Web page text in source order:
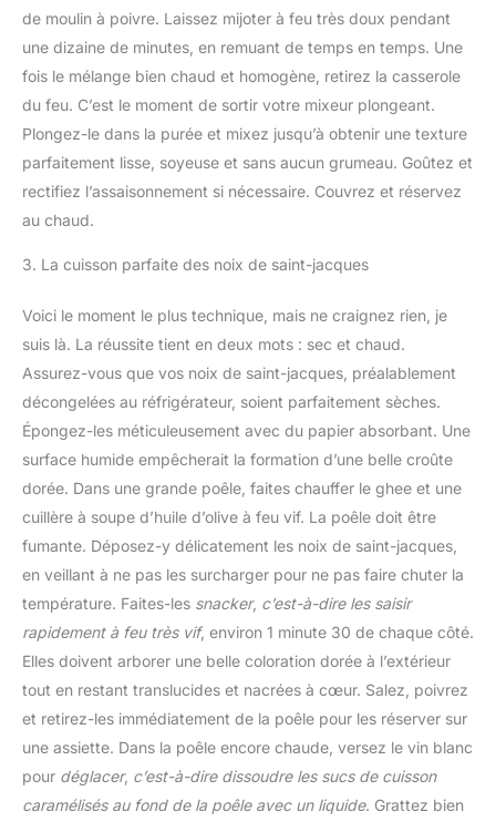
de moulin à poivre. Laissez mijoter à feu très doux pendant
une dizaine de minutes, en remuant de temps en temps. Une
fois le mélange bien chaud et homogène, retirez la casserole
du feu. C’est le moment de sortir votre mixeur plongeant.
Plongez-le dans la purée et mixez jusqu’à obtenir une texture
parfaitement lisse, soyeuse et sans aucun grumeau. Goûtez et
rectifiez l’assaisonnement si nécessaire. Couvrez et réservez
au chaud.
3. La cuisson parfaite des noix de saint-jacques
Voici le moment le plus technique, mais ne craignez rien, je
suis là. La réussite tient en deux mots : sec et chaud.
Assurez-vous que vos noix de saint-jacques, préalablement
décongelées au réfrigérateur, soient parfaitement sèches.
Épongez-les méticuleusement avec du papier absorbant. Une
surface humide empêcherait la formation d’une belle croûte
dorée. Dans une grande poêle, faites chauffer le ghee et une
cuillère à soupe d’huile d’olive à feu vif. La poêle doit être
fumante. Déposez-y délicatement les noix de saint-jacques,
en veillant à ne pas les surcharger pour ne pas faire chuter la
température. Faites-les snacker, c’est-à-dire les saisir
rapidement à feu très vif, environ 1 minute 30 de chaque côté.
Elles doivent arborer une belle coloration dorée à l’extérieur
tout en restant translucides et nacrées à cœur. Salez, poivrez
et retirez-les immédiatement de la poêle pour les réserver sur
une assiette. Dans la poêle encore chaude, versez le vin blanc
pour déglacer, c’est-à-dire dissoudre les sucs de cuisson
caramélisés au fond de la poêle avec un liquide. Grattez bien